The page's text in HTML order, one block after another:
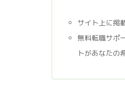
サイト上に掲
無料転職サポ
トがあなたの